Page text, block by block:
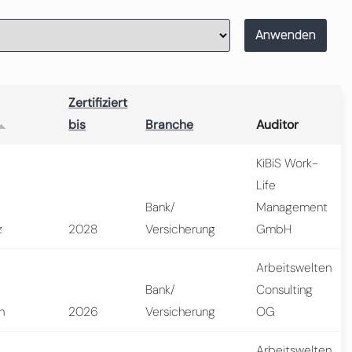
Anwenden
Zertifiziert
bis
Branche Auditor
2028
Bank/
Versicherung
KiBiS Work-
Life
Management
GmbH
2026
Bank/
Versicherung
Arbeitswelten
Consulting
OG